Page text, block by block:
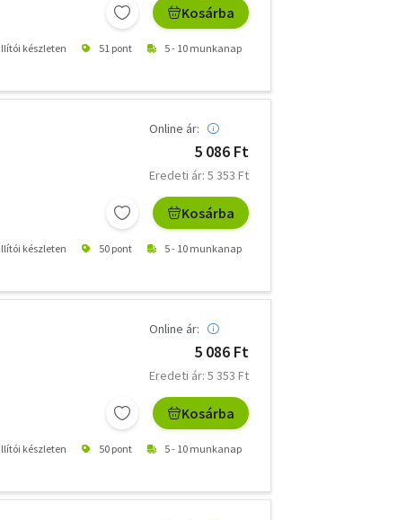
Kosárba
készleten 51 pont 5 - 10 munkanap
Online ár:
5 086 Ft
Eredeti ár: 5 353 Ft
Kosárba
készleten 50 pont 5 - 10 munkanap
Online ár:
5 086 Ft
Eredeti ár: 5 353 Ft
Kosárba
készleten 50 pont 5 - 10 munkanap